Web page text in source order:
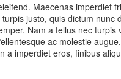
Maecenas imperdiet
justo, quis dictum
Nam a tellus nec
ac molestie
a imperdiet eros, finibus